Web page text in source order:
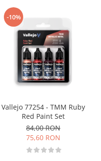
-10%
Vallejo 77254 - TMM Ruby
Red Paint Set
84,00 RON
75,60 RON